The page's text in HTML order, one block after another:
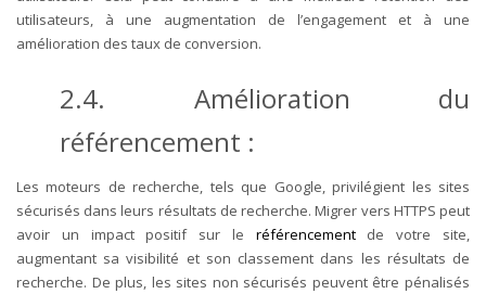
utilisateurs, à une augmentation de l’engagement et à une
amélioration des taux de conversion.
2.4. Amélioration du
référencement :
Les moteurs de recherche, tels que Google, privilégient les sites
sécurisés dans leurs résultats de recherche. Migrer vers HTTPS peut
avoir un impact positif sur le référencement de votre site,
augmentant sa visibilité et son classement dans les résultats de
recherche. De plus, les sites non sécurisés peuvent être pénalisés